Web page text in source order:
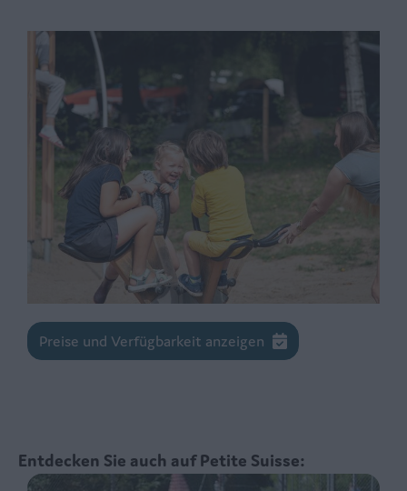
Preise und Verfügbarkeit anzeigen
Entdecken Sie auch auf Petite Suisse: